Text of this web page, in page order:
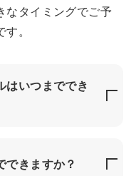
なタイミングでご予
。
はいつまででき
できますか？